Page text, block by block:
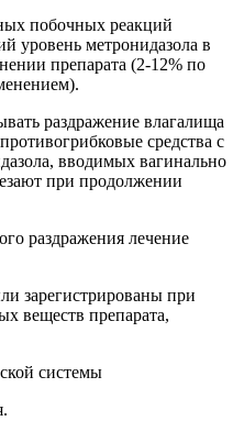
побочных реакций
уровень метронидазола в
препарата (2-12% по
раздражение влагалища
средства с
вводимых вагинально
при продолжении
раздражения лечение
зарегистрированы при
веществ препарата,
системы